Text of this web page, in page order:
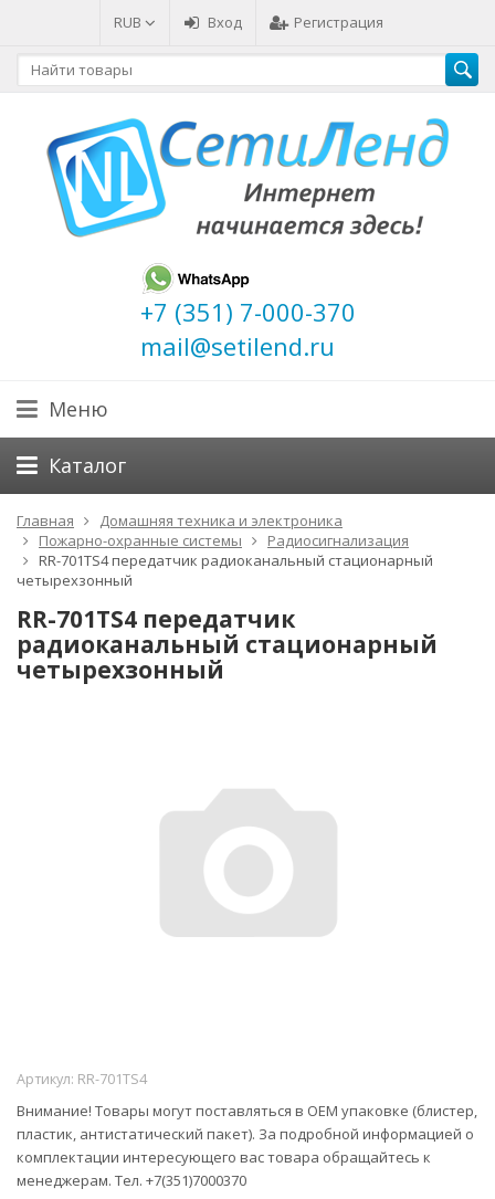
RUB Вход Регистрация
+7 (351) 7-000-370
mail@setilend.ru
Меню
Каталог
Главная
Домашняя техника и электроника
Пожарно-охранные системы
Радиосигнализация
RR-701TS4 передатчик радиоканальный стационарный
четырехзонный
RR-701TS4 передатчик
радиоканальный стационарный
четырехзонный
Артикул: RR-701TS4
Внимание! Товары могут поставляться в ОЕМ упаковке (блистер,
пластик, антистатический пакет). За подробной информацией о
комплектации интересующего вас товара обращайтесь к
менеджерам. Тел. +7(351)7000370